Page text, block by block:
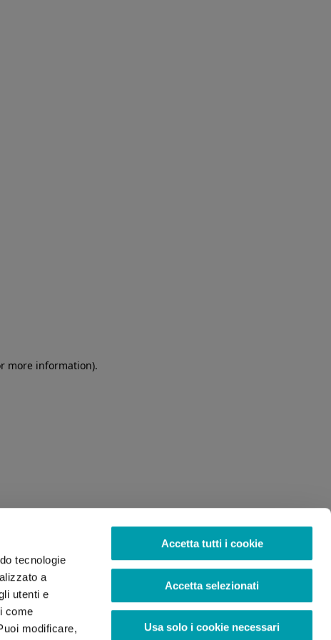
tecnologie
a
utenti e
come
modificare,
Accetta tutti i cookie
Accetta selezionati
Usa solo i cookie necessari
more information).